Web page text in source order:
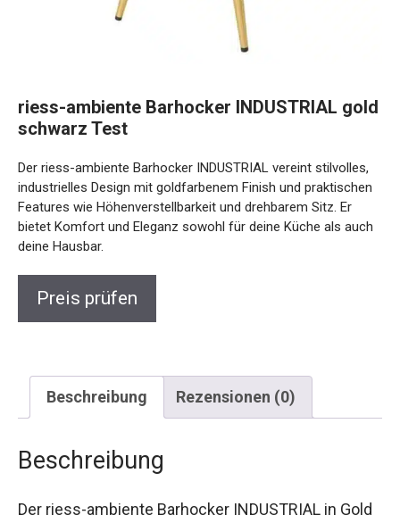
riess-ambiente Barhocker INDUSTRIAL gold
schwarz Test
Der riess-ambiente Barhocker INDUSTRIAL vereint stilvolles,
industrielles Design mit goldfarbenem Finish und praktischen
Features wie Höhenverstellbarkeit und drehbarem Sitz. Er
bietet Komfort und Eleganz sowohl für deine Küche als auch
deine Hausbar.
Preis prüfen
Beschreibung Rezensionen (0)
Beschreibung
Der riess-ambiente Barhocker INDUSTRIAL in Gold